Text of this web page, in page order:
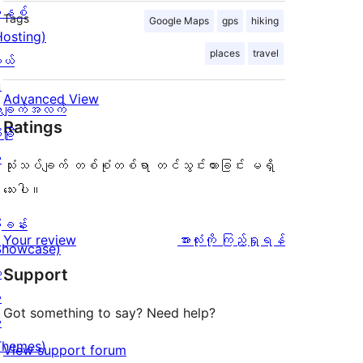
Tags Google Maps gps hiking
places travel
Advanced View
Ratings
သုံးသပ်ချက် တစ်စုံတစ်ရာ တင်သွင်းထားခြင်း မရှိ
သေးပါ။
Your review
သုံးသပ်
အားလုံးကို ကြည့်ရှုရန်
Support
Got something to say? Need help?
View support forum
နစ်
ယ်
ချက်အလက်
ြုံ
ခန်း